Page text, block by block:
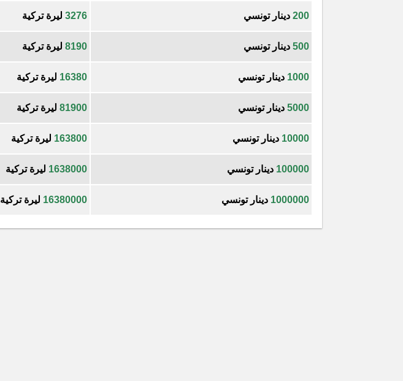
200 دينار تونسي 3276 ليرة تركية
500 دينار تونسي 8190 ليرة تركية
1000 دينار تونسي 16380 ليرة تركية
5000 دينار تونسي 81900 ليرة تركية
10000 دينار تونسي 163800 ليرة تركية
100000 دينار تونسي 1638000 ليرة تركية
1000000 دينار تونسي 16380000 ليرة تركية